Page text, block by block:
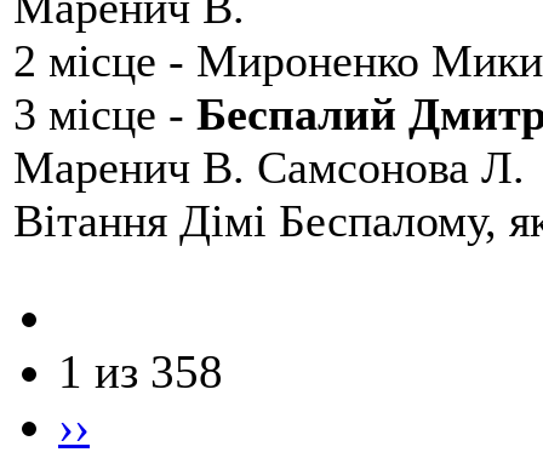
2 місце - Мироненко
3 місце - Беспалий
Маренич В. Самсонова Л.
Вітання Дімі Беспалому,
1 из 358
››